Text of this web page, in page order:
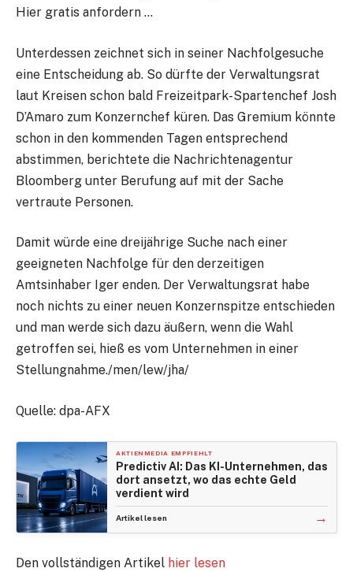
Hier gratis anfordern …
Unterdessen zeichnet sich in seiner Nachfolgesuche
eine Entscheidung ab. So dürfte der Verwaltungsrat
laut Kreisen schon bald Freizeitpark-Spartenchef Josh
D’Amaro zum Konzernchef küren. Das Gremium könnte
schon in den kommenden Tagen entsprechend
abstimmen, berichtete die Nachrichtenagentur
Bloomberg unter Berufung auf mit der Sache
vertraute Personen.
Damit würde eine dreijährige Suche nach einer
geeigneten Nachfolge für den derzeitigen
Amtsinhaber Iger enden. Der Verwaltungsrat habe
noch nichts zu einer neuen Konzernspitze entschieden
und man werde sich dazu äußern, wenn die Wahl
getroffen sei, hieß es vom Unternehmen in einer
Stellungnahme./men/lew/jha/
Quelle: dpa-AFX
AKTIENMEDIA EMPFIEHLT
Predictiv AI: Das KI-Unternehmen, das
dort ansetzt, wo das echte Geld
verdient wird
Artikel lesen →
Den vollständigen Artikel hier lesen